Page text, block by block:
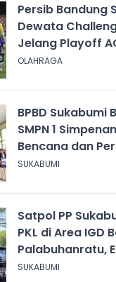
Persib Bandung
Dewata
Jelang Playoff
OLAHRAGA
BPBD Sukabumi
SMPN 1
Bencana dan
Psikologis
SUKABUMI
Satpol PP
PKL di Area IGD
Palabuhanratu,
Dibongkar Mandiri
SUKABUMI